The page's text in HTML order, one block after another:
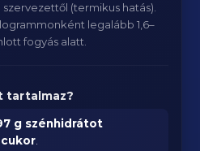
(termikus hatás).
legalább 1,6–
fogyás alatt.
tartalmaz?
g szénhidrátot